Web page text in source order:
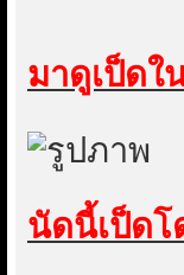
มาดูเป็ดใ
นัดนี้เป็ดโ